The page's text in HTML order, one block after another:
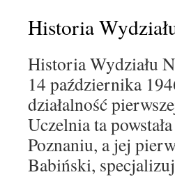
Historia
Historia Wydziału
14 października
działalność
Uczelnia ta
Poznaniu, a jej
Babiński,